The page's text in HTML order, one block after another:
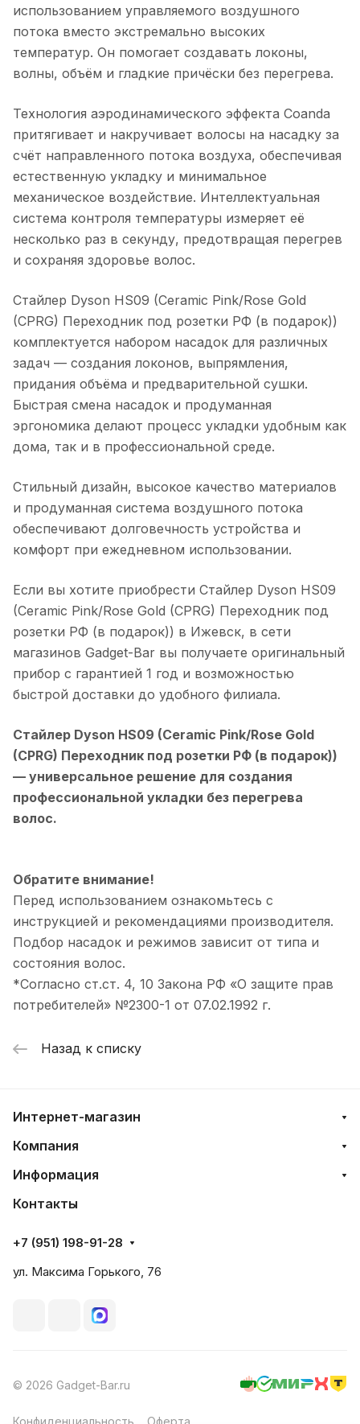
использованием управляемого воздушного
потока вместо экстремально высоких
температур. Он помогает создавать локоны,
волны, объём и гладкие причёски без перегрева.
Технология аэродинамического эффекта Coanda
притягивает и накручивает волосы на насадку за
счёт направленного потока воздуха, обеспечивая
естественную укладку и минимальное
механическое воздействие. Интеллектуальная
система контроля температуры измеряет её
несколько раз в секунду, предотвращая перегрев
и сохраняя здоровье волос.
Стайлер Dyson HS09 (Ceramic Pink/Rose Gold
(CPRG) Переходник под розетки РФ (в подарок))
комплектуется набором насадок для различных
задач — создания локонов, выпрямления,
придания объёма и предварительной сушки.
Быстрая смена насадок и продуманная
эргономика делают процесс укладки удобным как
дома, так и в профессиональной среде.
Стильный дизайн, высокое качество материалов
и продуманная система воздушного потока
обеспечивают долговечность устройства и
комфорт при ежедневном использовании.
Если вы хотите приобрести Стайлер Dyson HS09
(Ceramic Pink/Rose Gold (CPRG) Переходник под
розетки РФ (в подарок)) в Ижевск, в сети
магазинов Gadget-Bar вы получаете оригинальный
прибор с гарантией 1 год и возможностью
быстрой доставки до удобного филиала.
Стайлер Dyson HS09 (Ceramic Pink/Rose Gold
(CPRG) Переходник под розетки РФ (в подарок))
— универсальное решение для создания
профессиональной укладки без перегрева
волос.
Обратите внимание!
Перед использованием ознакомьтесь с
инструкцией и рекомендациями производителя.
Подбор насадок и режимов зависит от типа и
состояния волос.
*Согласно ст.ст. 4, 10 Закона РФ «О защите прав
потребителей» №2300-1 от 07.02.1992 г.
Назад к списку
Интернет-магазин
Компания
Информация
Контакты
+7 (951) 198-91-28
ул. Максима Горького, 76
© 2026 Gadget-Bar.ru
Конфиденциальность Оферта